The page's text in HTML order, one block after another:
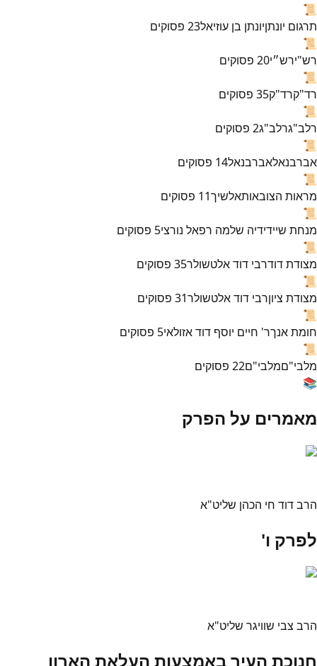
📜
תרגום יונתןיונתן בן עוזיאל23 פסוקים
📜
רש"ירש״י20 פסוקים
📜
רד"קרד"ק35 פסוקים
📜
רלב"גרלב"ג2 פסוקים
📜
אברבנאלאברבנאל14 פסוקים
📜
מראות הצובאותאלשיך11 פסוקים
📜
מנחת שיידידיה שלמה רפאל נורצי5 פסוקים
📜
מצודת דודרבי דוד אלטשולר35 פסוקים
📜
מצודת ציוןרבי דוד אלטשולר31 פסוקים
📜
חומת אנךר' חיים יוסף דוד אזולאי5 פסוקים
📜
מלבי"םמלבי"ם22 פסוקים
📚
מאמרים על הפרק
הרב דוד חי הכהן שליט"א
לפרק ו'
הרב צבי שוויגר שליט"א
חנוכת העיר באמצעות העלאת הארון